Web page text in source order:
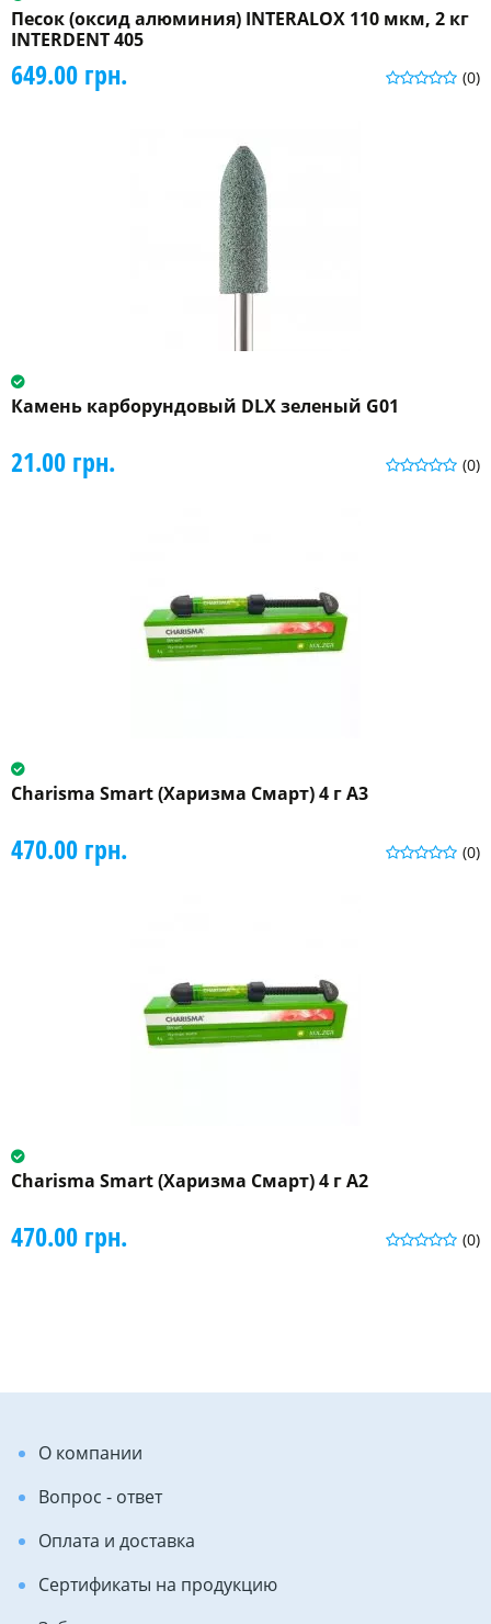
Песок (оксид алюминия) INTERALOX 110 мкм, 2 кг
INTERDENT 405
(0)
649.00 грн.
Камень карборундовый DLX зеленый G01
(0)
21.00 грн.
Charisma Smart (Харизма Смарт) 4 г A3
(0)
470.00 грн.
Charisma Smart (Харизма Смарт) 4 г A2
(0)
470.00 грн.
О компании
Вопрос - ответ
Оплата и доставка
Сертификаты на продукцию